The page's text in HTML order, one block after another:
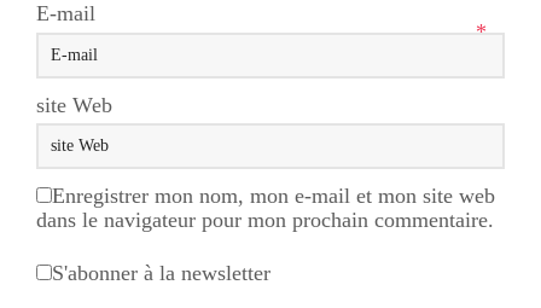
E-mail
*
site Web
Enregistrer mon nom, mon e-mail et mon site web
dans le navigateur pour mon prochain commentaire.
S'abonner à la newsletter